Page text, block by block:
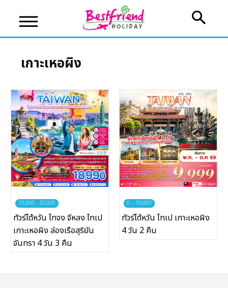
เส้นทางที่ต้องการ
หน้าแรก
ทัวร์ต่างประเทศ
จัดกรุ๊ปต่างประเทศ
โปรไฟไหม้
ทัวร์ในประเทศ
จัดกรุ๊ปในประเทศ
เกาะเหอผิง
10,000 - 20,000
ทัวร์ไต้หวัน ไทจง จีหลง ไทเป
เกาะเหอผิง ล่องเรือสุริยัน
จันทรา 4 วัน 3 คืน
0 – 10,000
ทัวร์ไต้หวัน ไทเป เกาะเหอผิง
4 วัน 2 คืน